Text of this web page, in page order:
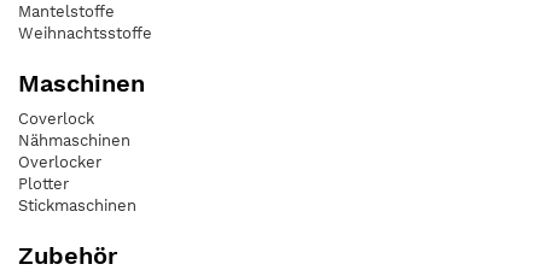
Mantelstoffe
Weihnachtsstoffe
Maschinen
Coverlock
Nähmaschinen
Overlocker
Plotter
Stickmaschinen
Zubehör